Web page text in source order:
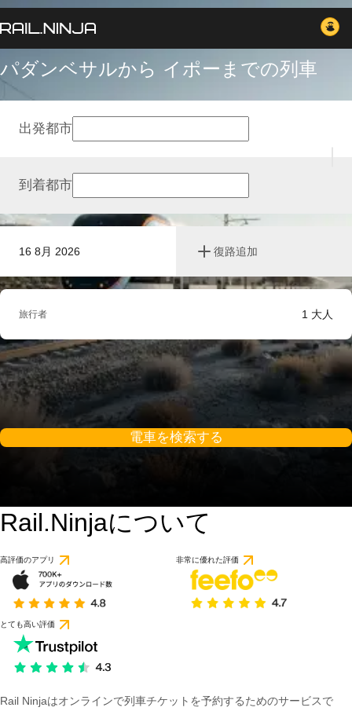
パダンベサルから イポーまでの列車
16 8月 2026 復路追加
出発都市
到着都市
旅行者 1 大人
電車を検索する
Rail.Ninjaについて
高評価のアプリ 非常に優れた評価
とても高い評価
Rail Ninjaはオンラインで列車チケットを予約するためのサービスで